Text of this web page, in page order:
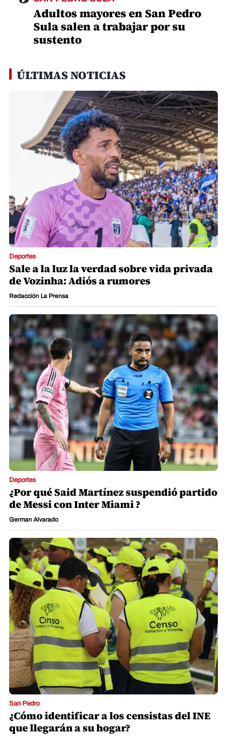
Adultos mayores en San Pedro
Sula salen a trabajar por su
sustento
ÚLTIMAS NOTICIAS
Deportes
Sale a la luz la verdad sobre vida privada
de Vozinha: Adiós a rumores
Redacción La Prensa
Deportes
¿Por qué Said Martínez suspendió partido
de Messi con Inter Miami ?
German Alvarado
San Pedro
¿Cómo identificar a los censistas del INE
que llegarán a su hogar?